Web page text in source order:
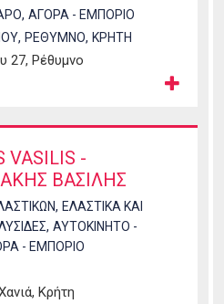
, ΑΓΟΡΑ - ΕΜΠΟΡΙΟ
, ΡΕΘΥΜΝΟ, ΚΡΗΤΗ
27, Ρέθυμνο
VASILIS -
ΒΑΣΙΛΗΣ
, ΕΛΑΣΤΙΚΑ ΚΑΙ
, ΑΥΤΟΚΙΝΗΤΟ -
- ΕΜΠΟΡΙΟ
Κρήτη